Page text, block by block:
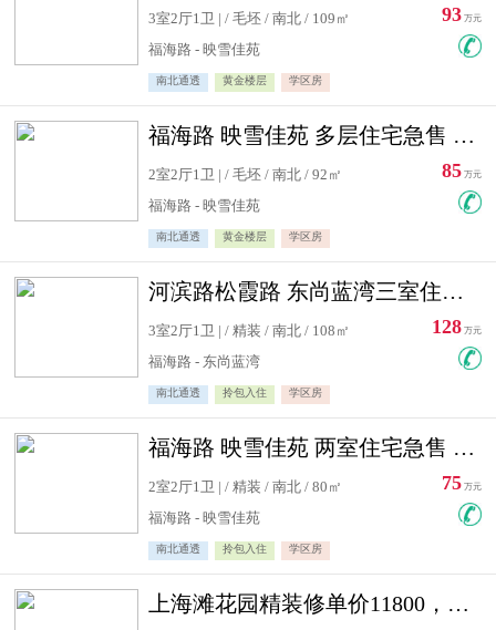
3室2厅1卫 | / 毛坯 / 南北 / 109㎡
福海路 - 映雪佳苑
南北通透 黄金楼层 学区房
93 万元
福海路 映雪佳苑 多层住宅急售 可公积金贷款
2室2厅1卫 | / 毛坯 / 南北 / 92㎡
福海路 - 映雪佳苑
南北通透 黄金楼层 学区房
85 万元
河滨路松霞路 东尚蓝湾三室住宅急售
3室2厅1卫 | / 精装 / 南北 / 108㎡
福海路 - 东尚蓝湾
南北通透 拎包入住 学区房
128 万元
福海路 映雪佳苑 两室住宅急售 可公积金贷款
2室2厅1卫 | / 精装 / 南北 / 80㎡
福海路 - 映雪佳苑
南北通透 拎包入住 学区房
75 万元
上海滩花园精装修单价11800，价格最低的两居室，无敌视野